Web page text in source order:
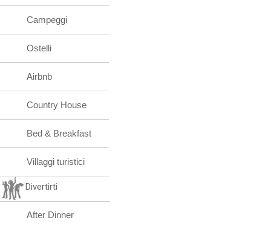
Campeggi
Ostelli
Airbnb
Country House
Bed & Breakfast
Villaggi turistici
Divertirti
After Dinner